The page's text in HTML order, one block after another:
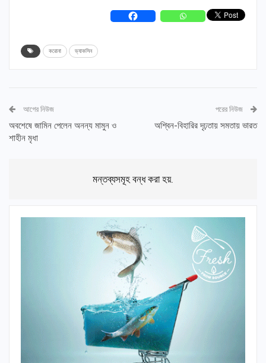
করোনা ভ্যাকসিন
আগের নিউজ
অবশেষে জামিন পেলেন অনন্য মামুন ও
শাহীন মৃধা
পরের নিউজ
অশ্বিন-বিহারির দৃঢ়তায় সমতায় ভারত
মন্তব্যসমূহ বন্ধ করা হয়.